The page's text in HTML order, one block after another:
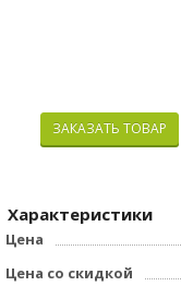
ЗАКАЗАТЬ ТОВАР
Характеристики
Цена
Цена со скидкой